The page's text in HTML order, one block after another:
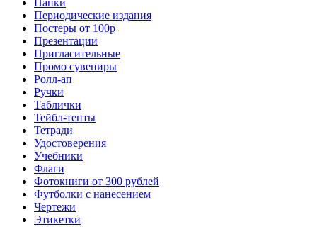
Папки
Периодические издания
Постеры от 100р
Презентации
Пригласительные
Промо сувениры
Ролл-ап
Ручки
Таблички
Тейбл-тенты
Тетради
Удостоверения
Учебники
Флаги
Фотокниги от 300 рублей
Футболки с нанесением
Чертежи
Этикетки